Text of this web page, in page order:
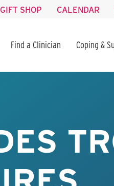
GIFT SHOP CALENDAR
Find a Clinician Coping &